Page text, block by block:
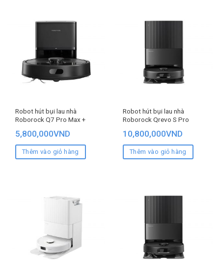
Robot hút bụi lau nhà
Roborock Q7 Pro Max +
5,800,000VND
Thêm vào giỏ hàng
Robot hút bụi lau nhà
Roborock Qrevo S Pro
10,800,000VND
Thêm vào giỏ hàng